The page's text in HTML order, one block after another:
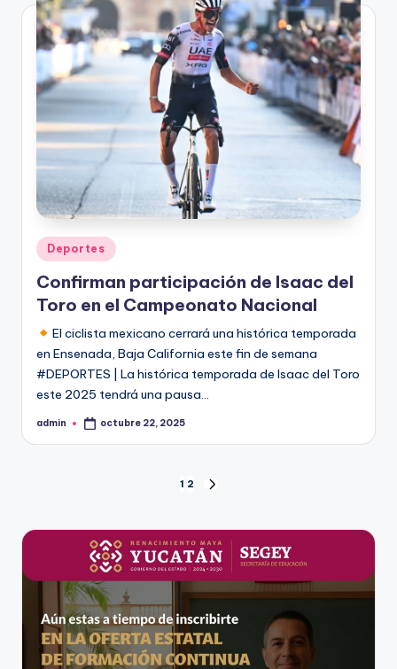
Publicado
en
Deportes
Confirman participación de Isaac del
Toro en el Campeonato Nacional
El ciclista mexicano cerrará una histórica temporada
en Ensenada, Baja California este fin de semana
#DEPORTES | La histórica temporada de Isaac del Toro
este 2025 tendrá una pausa…
Publicado
admin octubre 22, 2025
de
entradas
1 2